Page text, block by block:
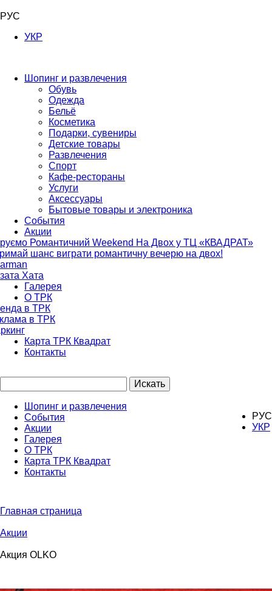
РУС
УКР
Шопинг и развлечения
Обувь
Одежда
Бельё
Косметика
Подарки, сувениры
Детские товары
Развлечения
Спорт
Кафе-рестораны
Услуги
Аксессуары
Бытовые товары и электроника
События
Акции
Романтичний Weekend На Двох у ТЦ «КВАДРАТ»
шанс виграти романтичну вечерю на двох!
Хата
Галерея
О ТРК
в ТРК
в ТРК
Карта ТРК Квадрат
Контакты
Искать
РУС
УКР
Шопинг и развлечения
События
Акции
Галерея
О ТРК
Карта ТРК Квадрат
Контакты
Главная страница
Акции
Акция OLKO